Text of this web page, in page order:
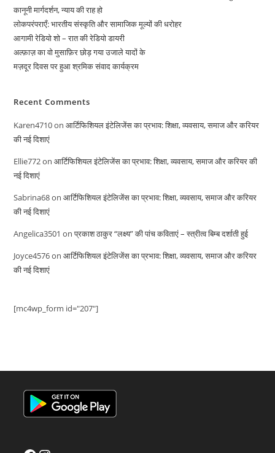
कानूनी मार्गदर्शन, न्याय की राह हो
लोकपरंपराएँ: भारतीय संस्कृति और सामाजिक मूल्यों की धरोहर
आगामी रेडियो शो – रात की रेडियो डायरी
अल्फ़ाज़ का वो मुसाफ़िर छोड़ गया उजाले यादों के
मज़दूर दिवस पर हुआ श्रमिक संवाद कार्यक्रम
Recent Comments
Karen4710onआर्टिफिशियल इंटेलिजेंस का प्रभाव: शिक्षा, व्यवसाय, समाज और करियर
की नई दिशाएं
Ellie772onआर्टिफिशियल इंटेलिजेंस का प्रभाव: शिक्षा, व्यवसाय, समाज और करियर की
नई दिशाएं
Sabrina68onआर्टिफिशियल इंटेलिजेंस का प्रभाव: शिक्षा, व्यवसाय, समाज और करियर
की नई दिशाएं
Angelica3501 onप्रकाश ठाकुर “लक्ष्य” की पांच कविताएं – स्त्रीत्व बिम्ब दर्शाती हुई
Joyce4576onआर्टिफिशियल इंटेलिजेंस का प्रभाव: शिक्षा, व्यवसाय, समाज और करियर
की नई दिशाएं
[mc4wp_form id="207"]